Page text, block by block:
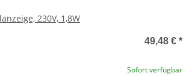
230V, 1,8W
49,48 € *
Sofort verfügbar